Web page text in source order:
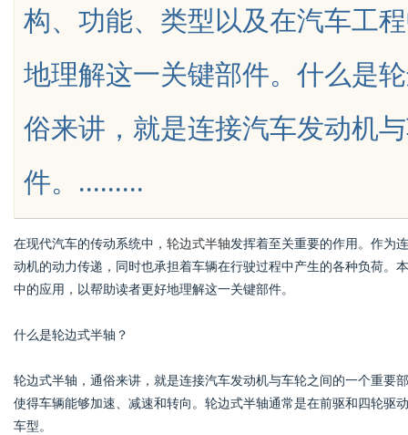
Bo
构、功能、类型以及在汽车工
地理解这一关键部件。什么是
俗来讲，就是连接汽车发动机
件。.........
在现代汽车的传动系统中， 轮边式半轴发挥着至关重要的作用。作为
动机的动力传递，同时也承担着车辆在行驶过程中产生的各种负荷。
中的应用，以帮助读者更好地理解这一关键部件。
什么是轮边式半轴？
轮边式半轴，通俗来讲，就是连接汽车发动机与车轮之间的一个重要
使得车辆能够加速、减速和转向。轮边式半轴通常是在前驱和四轮驱
车型。